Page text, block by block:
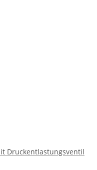
Druckentlastungsventil